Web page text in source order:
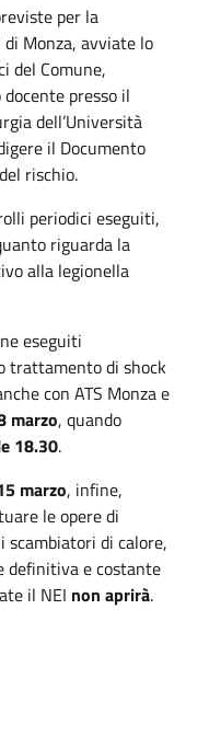
per la
Monza, avviate lo
del Comune,
docente presso il
dell’Università
il Documento
rischio.
periodici eseguiti,
riguarda la
alla legionella
eseguiti
trattamento di shock
con ATS Monza e
marzo, quando
18.30.
marzo, infine,
le opere di
di calore,
definitiva e costante
il NEI non aprirà.